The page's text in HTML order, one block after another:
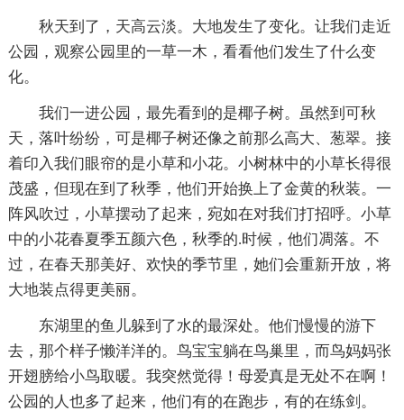
秋天到了，天高云淡。大地发生了变化。让我们走近
公园，观察公园里的一草一木，看看他们发生了什么变
化。
我们一进公园，最先看到的是椰子树。虽然到可秋
天，落叶纷纷，可是椰子树还像之前那么高大、葱翠。接
着印入我们眼帘的是小草和小花。小树林中的小草长得很
茂盛，但现在到了秋季，他们开始换上了金黄的秋装。一
阵风吹过，小草摆动了起来，宛如在对我们打招呼。小草
中的小花春夏季五颜六色，秋季的.时候，他们凋落。不
过，在春天那美好、欢快的季节里，她们会重新开放，将
大地装点得更美丽。
东湖里的鱼儿躲到了水的最深处。他们慢慢的游下
去，那个样子懒洋洋的。鸟宝宝躺在鸟巢里，而鸟妈妈张
开翅膀给小鸟取暖。我突然觉得！母爱真是无处不在啊！
公园的人也多了起来，他们有的在跑步，有的在练剑。